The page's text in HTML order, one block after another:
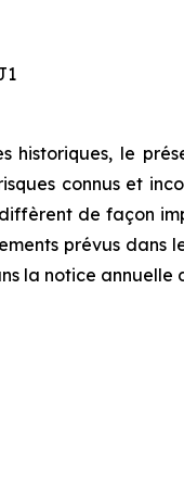
historiques, le
connus et
de façon
prévus dans
la notice annuelle